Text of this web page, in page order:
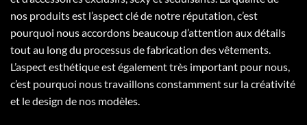
nos produits est l’aspect clé de notre réputation, c’est
pourquoi nous accordons beaucoup d’attention aux détails
tout au long du processus de fabrication des vêtements.
L’aspect esthétique est également très important pour nous,
c’est pourquoi nous travaillons constamment sur la créativité
et le design de nos modèles.